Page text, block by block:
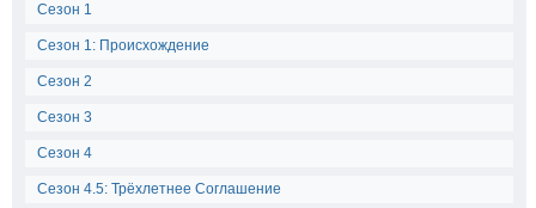
Сезон 1
Сезон 1: Происхождение
Сезон 2
Сезон 3
Сезон 4
Сезон 4.5: Трёхлетнее Соглашение